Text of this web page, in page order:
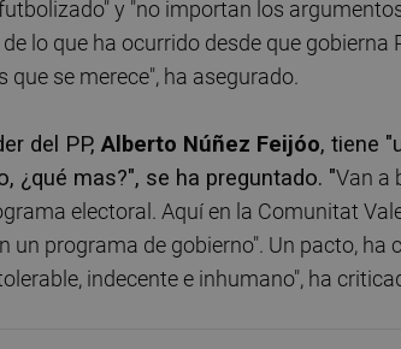
y "no importan los
lo que ha ocurrido desde que
que se merece", ha asegurado.
del PP, Alberto Núñez Feijóo, tiene
¿qué mas?", se ha preguntado. "Van a
electoral. Aquí en la Comunitat
un programa de gobierno". Un pacto, ha
indecente e inhumano", ha